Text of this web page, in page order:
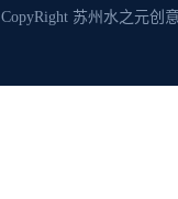
CopyRight 苏州水之元创